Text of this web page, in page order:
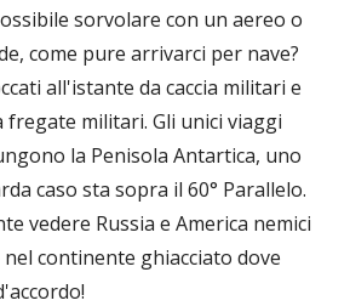
sorvolare con un aereo o
come pure arrivarci per nave?
all'istante da caccia militari e
fregate militari. Gli unici viaggi
la Penisola Antartica, uno
caso sta sopra il 60° Parallelo.
vedere Russia e America nemici
continente ghiacciato dove